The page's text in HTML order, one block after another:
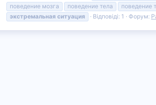
поведение мозга
поведение тела поведение
экстремальная ситуация Відповіді: 1 Форум: